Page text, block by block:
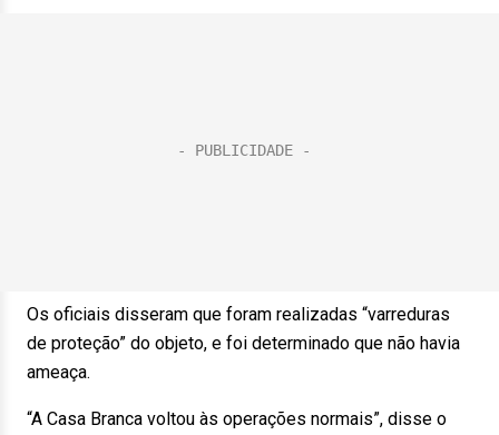
Os oficiais disseram que foram realizadas “varreduras
de proteção” do objeto, e foi determinado que não havia
ameaça.
“A Casa Branca voltou às operações normais”, disse o